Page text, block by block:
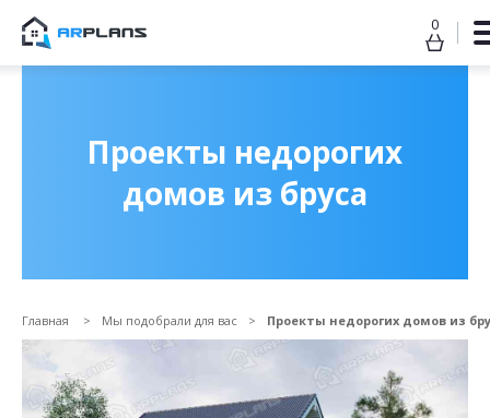
0
Проекты недорогих
домов из бруса
Главная Мы подобрали для вас Проекты недорогих домов из
Продолжить покупки